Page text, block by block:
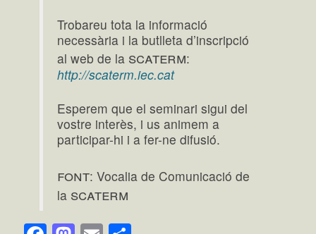
Trobareu tota la informació
necessària i la butlleta d’inscripció
al web de la scaterm:
http://scaterm.iec.cat
Esperem que el seminari sigui del
vostre interès, i us animem a
participar-hi i a fer-ne difusió.
font: Vocalia de Comunicació de
la scaterm